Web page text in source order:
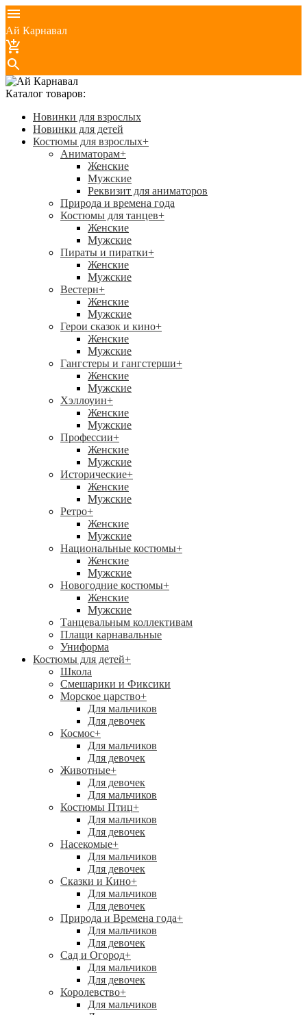
Ай Карнавал
Каталог товаров:
Новинки для взрослых
Новинки для детей
Костюмы для взрослых+
Аниматорам+
Женские
Мужские
Реквизит для аниматоров
Природа и времена года
Костюмы для танцев+
Женские
Мужские
Пираты и пиратки+
Женские
Мужские
Вестерн+
Женские
Мужские
Герои сказок и кино+
Женские
Мужские
Гангстеры и гангстерши+
Женские
Мужские
Хэллоуин+
Женские
Мужские
Профессии+
Женские
Мужские
Исторические+
Женские
Мужские
Ретро+
Женские
Мужские
Национальные костюмы+
Женские
Мужские
Новогодние костюмы+
Женские
Мужские
Танцевальным коллективам
Плащи карнавальные
Униформа
Костюмы для детей+
Школа
Смешарики и Фиксики
Морское царство+
Для мальчиков
Для девочек
Космос+
Для мальчиков
Для девочек
Животные+
Для девочек
Для мальчиков
Костюмы Птиц+
Для мальчиков
Для девочек
Насекомые+
Для мальчиков
Для девочек
Сказки и Кино+
Для мальчиков
Для девочек
Природа и Времена года+
Для мальчиков
Для девочек
Сад и Огород+
Для мальчиков
Для девочек
Королевство+
Для мальчиков